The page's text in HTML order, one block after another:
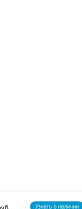
Узнать о наличии